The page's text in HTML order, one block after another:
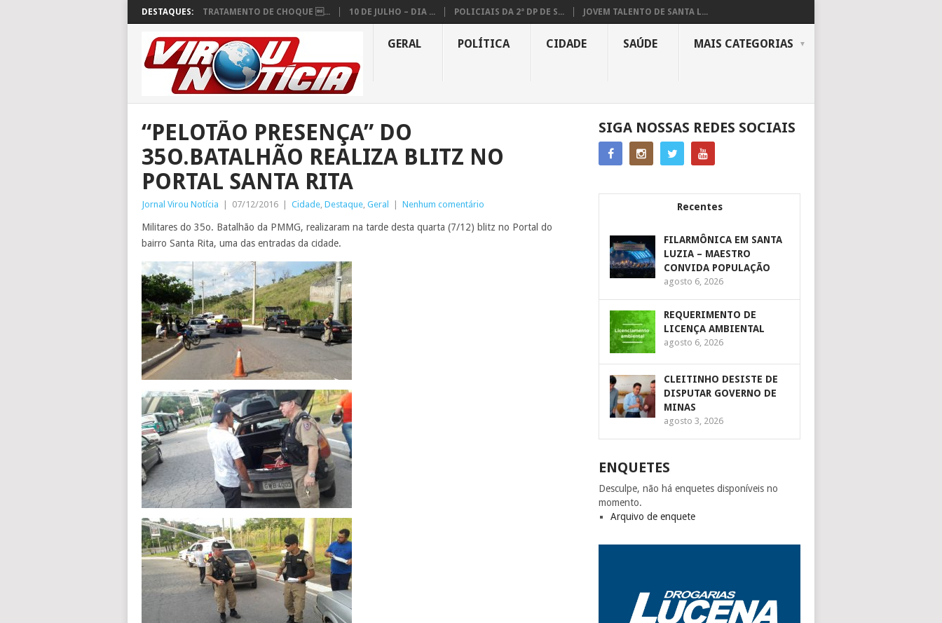
DESTAQUES: TRATAMENTO DE CHOQUE ... 10 DE JULHO – DIA ... POLICIAIS DA 2ª DP DE S... JOVEM TALENTO DE SANTA L...
GERAL POLÍTICA CIDADE SAÚDE MAIS CATEGORIAS
“PELOTÃO PRESENÇA” DO
35O.BATALHÃO REALIZA BLITZ NO
PORTAL SANTA RITA
Jornal Virou Notícia 07/12/2016 Cidade, Destaque, Geral Nenhum comentário
Militares do 35o. Batalhão da PMMG, realizaram na tarde desta quarta (7/12) blitz no Portal do
bairro Santa Rita, uma das entradas da cidade.
SIGA NOSSAS REDES SOCIAIS
Recentes
FILARMÔNICA EM SANTA
LUZIA – MAESTRO
CONVIDA POPULAÇÃO
agosto 6, 2026
REQUERIMENTO DE
LICENÇA AMBIENTAL
agosto 6, 2026
CLEITINHO DESISTE DE
DISPUTAR GOVERNO DE
MINAS
agosto 3, 2026
ENQUETES
Desculpe, não há enquetes disponíveis no
momento.
Arquivo de enquete